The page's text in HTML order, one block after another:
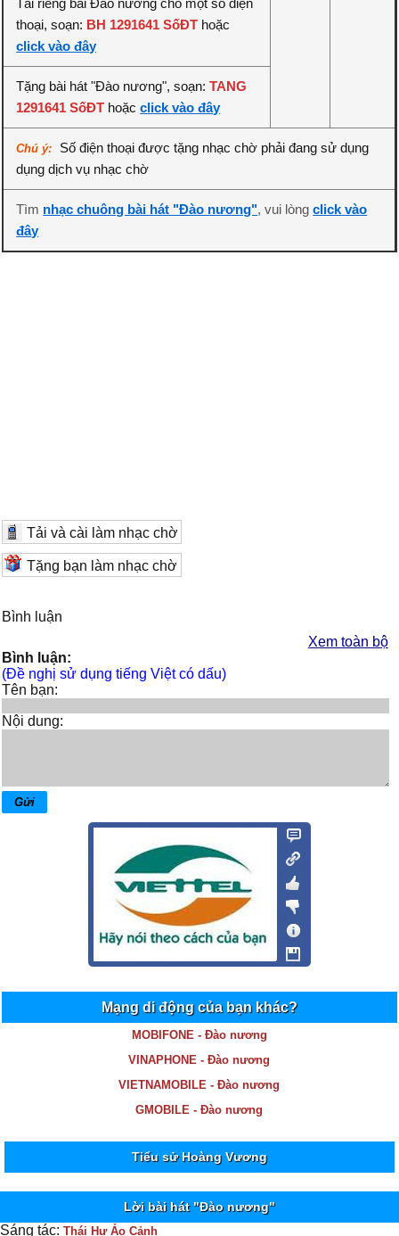
Tải riêng bài Đào nương cho một số điện
thoại, soạn: BH 1291641 SốĐT hoặc
click vào đây
Tặng bài hát "Đào nương", soạn:TANG
1291641 SốĐT hoặcclick vào đây
Chú ý:
Số điện thoại được tặng nhạc chờ phải đang sử dụng
dụng dịch vụ nhạc chờ
Tìm nhạc chuông bài hát "Đào nương", vui lòngclick vào
đây
Tải và cài làm nhạc chờ
Tặng bạn làm nhạc chờ
Bình luận
Xem toàn bộ
Bình luận:
(Đề nghị sử dụng tiếng Việt có dấu)
Tên bạn:
Nội dung:
Mạng di động của bạn khác?
MOBIFONE - Đào nương
VINAPHONE - Đào nương
VIETNAMOBILE - Đào nương
GMOBILE - Đào nương
Tiểu sử Hoàng Vương
Lời bài hát "Đào nương"
Sáng tác: Thái Hư Ảo Cảnh